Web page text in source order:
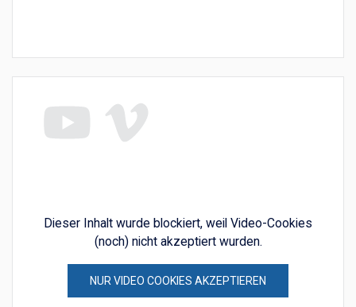
Dieser Inhalt wurde blockiert, weil Video-Cookies
(noch) nicht akzeptiert wurden.
NUR VIDEO COOKIES AKZEPTIEREN